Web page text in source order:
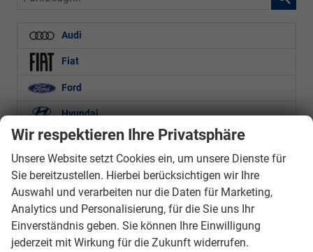
Audi
Fiat
Ford
Hyundai
Kia
Land Rover
Mercedes-Benz
Nissan
Opel
Wir respektieren Ihre Privatsphäre
Unsere Website setzt Cookies ein, um unsere Dienste für
Sie bereitzustellen. Hierbei berücksichtigen wir Ihre
Auswahl und verarbeiten nur die Daten für Marketing,
Analytics und Personalisierung, für die Sie uns Ihr
Einverständnis geben. Sie können Ihre Einwilligung
jederzeit mit Wirkung für die Zukunft widerrufen.